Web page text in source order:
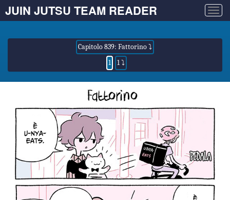
JUIN JUTSU TEAM READER
Capitolo 839: Fattorino ⤵
1
1 ⤵